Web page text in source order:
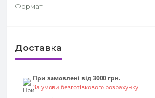
Формат
Доставка
При замовлені від 3000 грн.
За умови безготівкового розрахунку